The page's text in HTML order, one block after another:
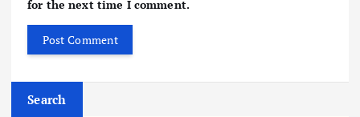
for the next time I comment.
Search